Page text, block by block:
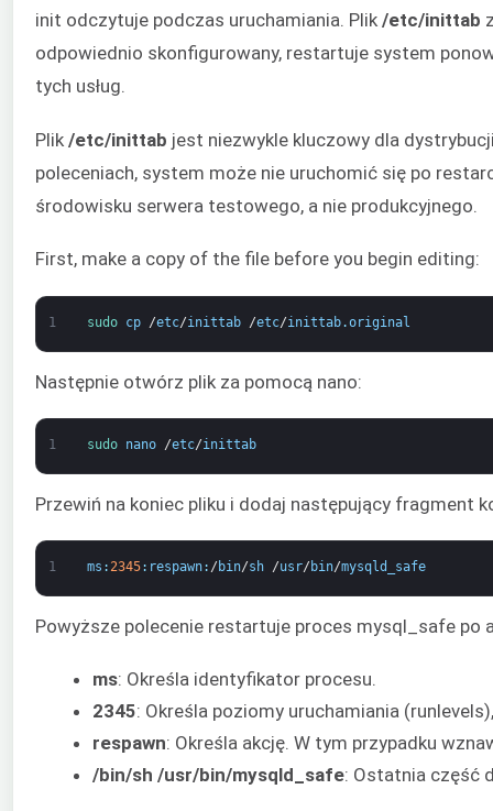
init odczytuje podczas uruchamiania. Plik /etc/inittab
odpowiednio skonfigurowany, restartuje system
tych usług.
Plik /etc/inittab jest niezwykle kluczowy dla
poleceniach, system może nie uruchomić się po
środowisku serwera testowego, a nie produkcyjnego.
First, make a copy of the file before you begin editing:
1 sudo cp /etc/inittab /etc/inittab.original
Następnie otwórz plik za pomocą nano:
1 sudo nano /etc/inittab
Przewiń na koniec pliku i dodaj następujący fragment
1 ms :2345: respawn: / bin/sh /usr/ bin/mysqld_safe
Powyższe polecenie restartuje proces mysql_safe po
ms: Określa identyfikator procesu.
2345: Określa poziomy uruchamiania
respawn: Określa akcję. W tym przypadku
/bin/sh /usr/bin/mysqld_safe: Ostatnia część